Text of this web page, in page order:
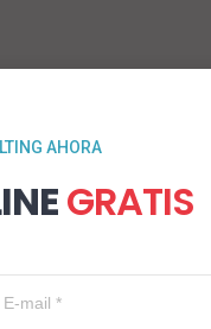
AHORA
GRATIS